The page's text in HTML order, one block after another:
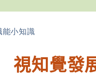
能小知識
視知覺發